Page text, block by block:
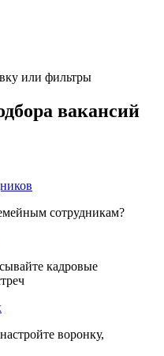
или фильтры
вакансий
сотрудникам?
кадровые
воронку,